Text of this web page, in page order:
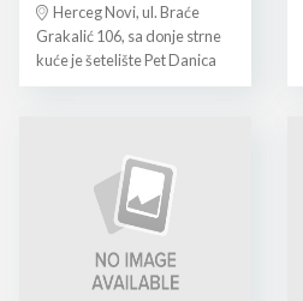
Herceg Novi, ul. Braće
Grakalić 106, sa donje strne
kuće je šetelište Pet Danica